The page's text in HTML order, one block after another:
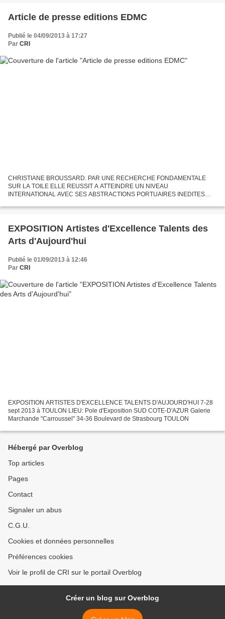
Article de presse editions EDMC
Publié le 04/09/2013 à 17:27
Par CRI
CHRISTIANE BROUSSARD. PAR UNE RECHERCHE FONDAMENTALE
SUR LA TOILE ELLE REUSSIT A ATTEINDRE UN NIVEAU
INTERNATIONAL AVEC SES ABSTRACTIONS PORTUAIRES INEDITES
ABSTRAIT POUR EXPLORER LES LIMITES DU VISIBLE...
EXPOSITION Artistes d'Excellence Talents des
Arts d'Aujourd'hui
Publié le 01/09/2013 à 12:46
Par CRI
EXPOSITION ARTISTES D'EXCELLENCE TALENTS D'AUJOURD'HUI 7-28
sept 2013 à TOULON LIEU: Pole d'Exposition SUD COTE-D'AZUR Galerie
Marchande "Carroussel" 34-36 Boulevard de Strasbourg TOULON
Hébergé par Overblog
Top articles
Pages
Contact
Signaler un abus
C.G.U.
Cookies et données personnelles
Préférences cookies
Voir le profil de CRI sur le portail Overblog
Créer un blog sur Overblog